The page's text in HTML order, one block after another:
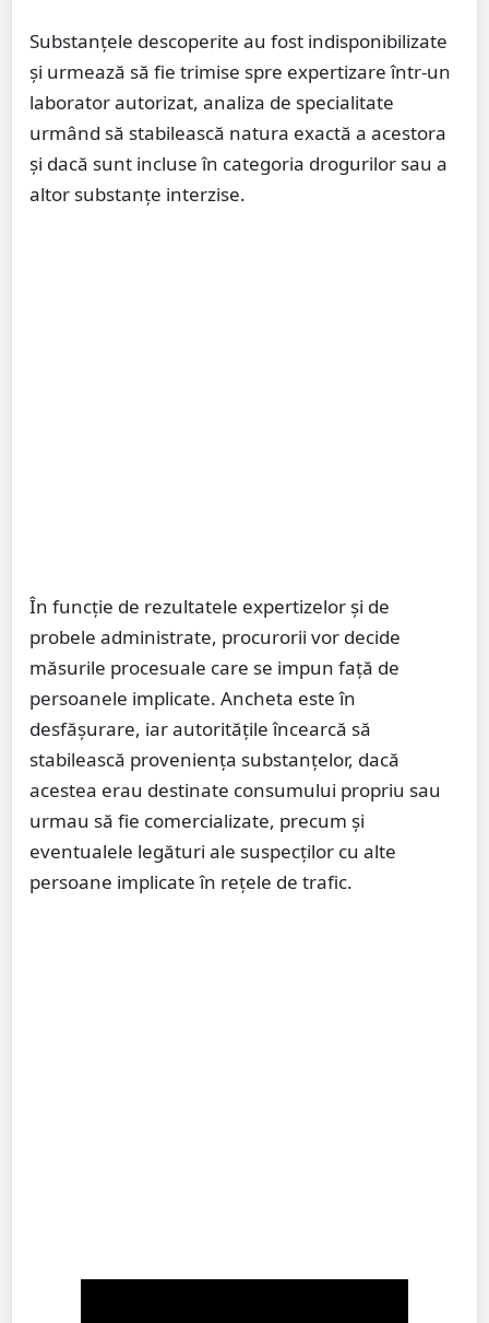
Substanțele descoperite au fost indisponibilizate
și urmează să fie trimise spre expertizare într-un
laborator autorizat, analiza de specialitate
urmând să stabilească natura exactă a acestora
și dacă sunt incluse în categoria drogurilor sau a
altor substanțe interzise.
În funcție de rezultatele expertizelor și de
probele administrate, procurorii vor decide
măsurile procesuale care se impun față de
persoanele implicate. Ancheta este în
desfășurare, iar autoritățile încearcă să
stabilească proveniența substanțelor, dacă
acestea erau destinate consumului propriu sau
urmau să fie comercializate, precum și
eventualele legături ale suspecților cu alte
persoane implicate în rețele de trafic.